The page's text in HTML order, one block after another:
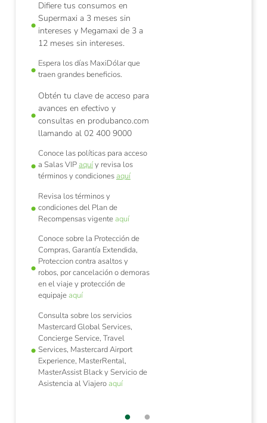
Difiere tus consumos en
Supermaxi a 3 meses sin
intereses y Megamaxi de 3 a
12 meses sin intereses.
Espera los días MaxiDólar que
traen grandes beneficios.
Obtén tu clave de acceso para
avances en efectivo y
consultas en produbanco.com
llamando al 02 400 9000
Conoce las políticas para acceso
a Salas VIPaquíy revisa los
términos y condicionesaquí
Revisa los términos y
condiciones del Plan de
Recompensas vigenteaquí
Conoce sobre la Protección de
Compras, Garantía Extendida,
Proteccion contra asaltos y
robos, por cancelación o demoras
en el viaje y protección de
equipajeaquí
Consulta sobre los servicios
Mastercard Global Services,
Concierge Service, Travel
Services, Mastercard Airport
Experience, MasterRental,
MasterAssist Black y Servicio de
Asistencia al Viajeroaquí